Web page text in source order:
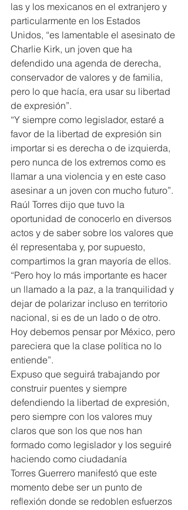
las y los mexicanos en el extranjero y
particularmente en los Estados
Unidos, “es lamentable el asesinato de
Charlie Kirk, un joven que ha
defendido una agenda de derecha,
conservador de valores y de familia,
pero lo que hacía, era usar su libertad
de expresión”.
“Y siempre como legislador, estaré a
favor de la libertad de expresión sin
importar si es derecha o de izquierda,
pero nunca de los extremos como es
llamar a una violencia y en este caso
asesinar a un joven con mucho futuro”.
Raúl Torres dijo que tuvo la
oportunidad de conocerlo en diversos
actos y de saber sobre los valores que
él representaba y, por supuesto,
compartimos la gran mayoría de ellos.
“Pero hoy lo más importante es hacer
un llamado a la paz, a la tranquilidad y
dejar de polarizar incluso en territorio
nacional, si es de un lado o de otro.
Hoy debemos pensar por México, pero
pareciera que la clase política no lo
entiende”.
Expuso que seguirá trabajando por
construir puentes y siempre
defendiendo la libertad de expresión,
pero siempre con los valores muy
claros que son los que nos han
formado como legislador y los seguiré
haciendo como ciudadanía
Torres Guerrero manifestó que este
momento debe ser un punto de
reflexión donde se redoblen esfuerzos